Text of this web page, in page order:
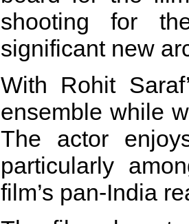
shooting for
significant new
With Rohit
ensemble while
The actor
particularly
film’s pan-India